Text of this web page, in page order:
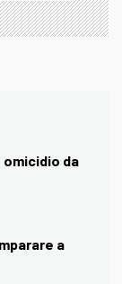
omicidio da
a